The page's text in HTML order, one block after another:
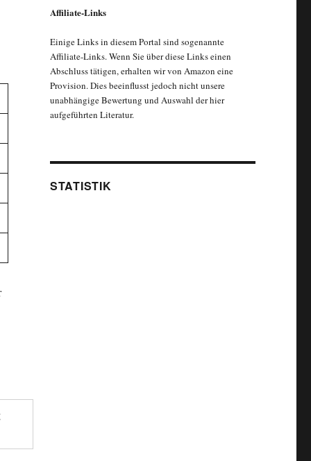
Affiliate-Links
Einige Links in diesem Portal sind sogenannte
Affiliate-Links. Wenn Sie über diese Links einen
Abschluss tätigen, erhalten wir von Amazon eine
Provision. Dies beeinflusst jedoch nicht unsere
unabhängige Bewertung und Auswahl der hier
aufgeführten Literatur.
STATISTIK